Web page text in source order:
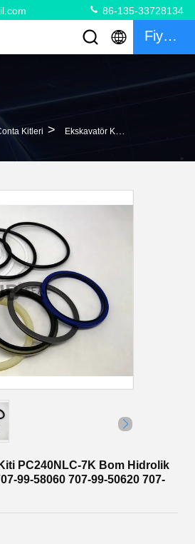
86-135-33728134
Fiyat Teklifi
Kitleri > Ekskavatör Keçesi Kiti PC240NLC-7K Bom Hidrolik Silindir Keçesi Kiti 707-99-58060 707-99-50620 707-99-58070 Için
PC240NLC-7K Bom Hidrolik
99-58060 707-99-50620 707-